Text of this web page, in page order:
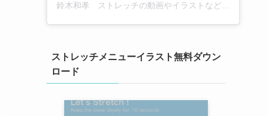
鈴木和孝 ストレッチの動画やイラストなど(@kazutaka_suzuki_stretch)がシェアした投稿
ストレッチメニューイラスト無料ダウン
ロード